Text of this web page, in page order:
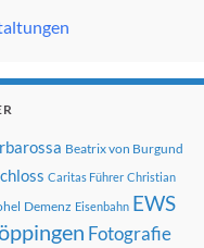
Beatrix von Burgund
Caritas Führer Christian
Demenz Eisenbahn EWS
Fotografie